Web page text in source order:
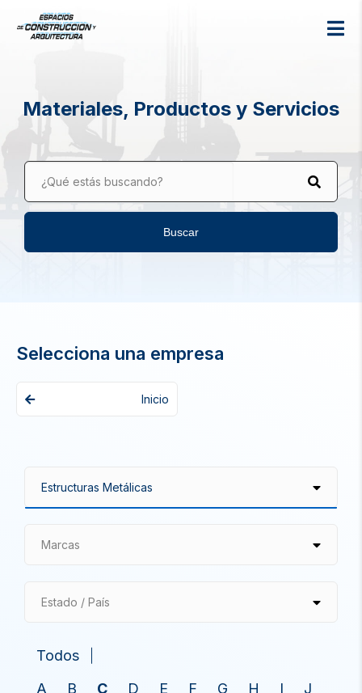
Materiales, Productos y Servicios
¿Qué estás buscando?
Buscar
Selecciona una empresa
Inicio
Marcas
Estado / País
Todos
A
B C D E F G H I
J